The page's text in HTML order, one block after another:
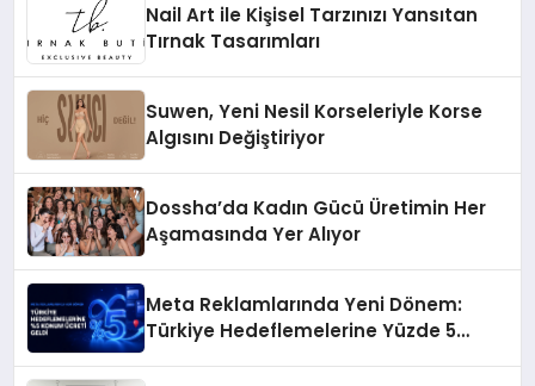
Nail Art ile Kişisel Tarzınızı Yansıtan
Tırnak Tasarımları
Suwen, Yeni Nesil Korseleriyle Korse
Algısını Değiştiriyor
Dossha’da Kadın Gücü Üretimin Her
Aşamasında Yer Alıyor
Meta Reklamlarında Yeni Dönem:
Türkiye Hedeflemelerine Yüzde 5